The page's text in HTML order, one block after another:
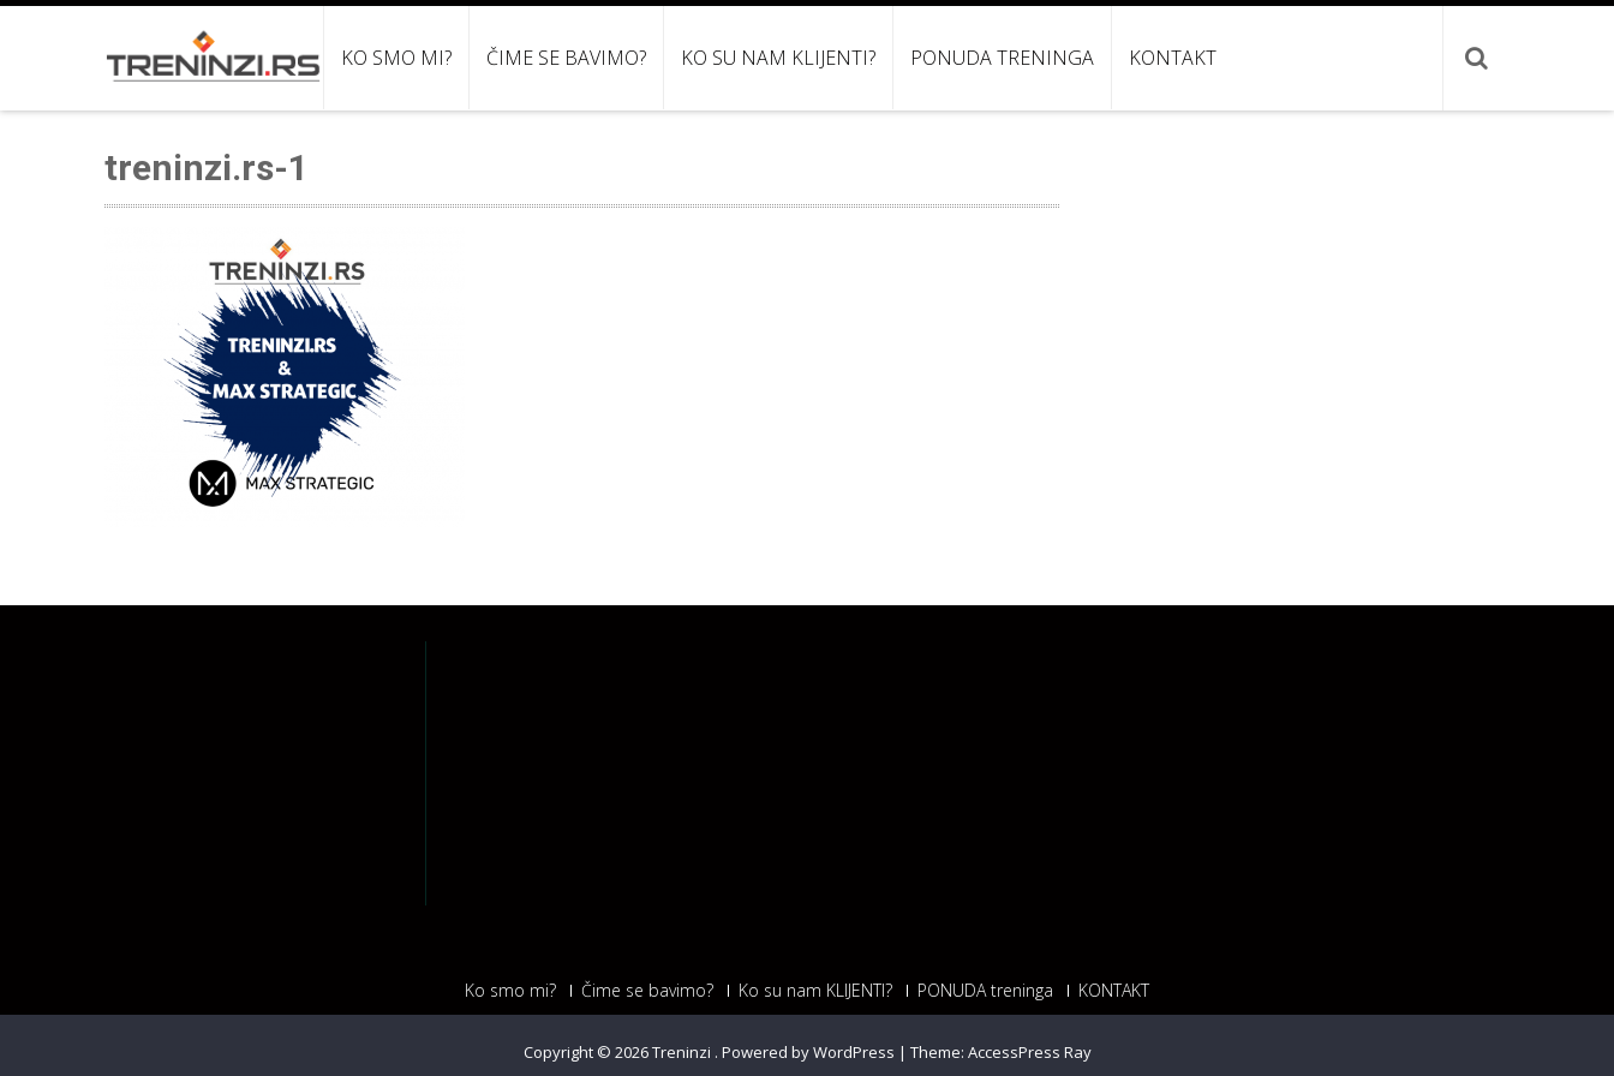
KO SMO MI? ČIME SE BAVIMO? KO SU NAM KLIJENTI? PONUDA TRENINGA KONTAKT
treninzi.rs-1
Ko smo mi? Čime se bavimo? Ko su nam KLIJENTI? PONUDA treninga KONTAKT
Copyright © 2026Treninzi . Powered by WordPress | Theme: AccessPress Ray